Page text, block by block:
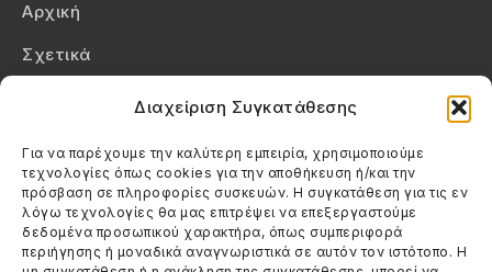
Διαχείριση Συγκατάθεσης
Για να παρέχουμε την καλύτερη εμπειρία, χρησιμοποιούμε
τεχνολογίες όπως cookies για την αποθήκευση ή/και την
πρόσβαση σε πληροφορίες συσκευών. Η συγκατάθεση για τις εν
λόγω τεχνολογίες θα μας επιτρέψει να επεξεργαστούμε
δεδομένα προσωπικού χαρακτήρα, όπως συμπεριφορά
περιήγησης ή μοναδικά αναγνωριστικά σε αυτόν τον ιστότοπο. Η
Αρχική
Σχετικά
Πολιτική Cookies (ΕΕ)
Στοιχεία Επικοινωνίας
Καλεσέ μας